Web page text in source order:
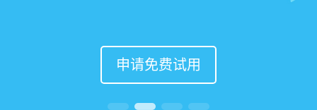
申请免费试用
申请免费试用
申请免费试用
申请免费试用